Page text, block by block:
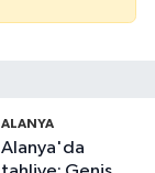
ALANYA
Alanya'da